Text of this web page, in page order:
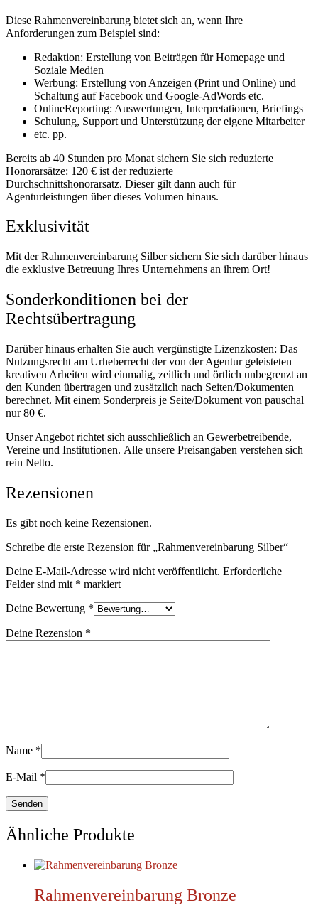
Diese Rahmenvereinbarung bietet sich an, wenn Ihre
Anforderungen zum Beispiel sind:
Redaktion: Erstellung von Beiträgen für Homepage und
Soziale Medien
Werbung: Erstellung von Anzeigen (Print und Online) und
Schaltung auf Facebook und Google-AdWords etc.
OnlineReporting: Auswertungen, Interpretationen, Briefings
Schulung, Support und Unterstützung der eigene Mitarbeiter
etc. pp.
Bereits ab 40 Stunden pro Monat sichern Sie sich reduzierte
Honorarsätze: 120 € ist der reduzierte
Durchschnittshonorarsatz. Dieser gilt dann auch für
Agenturleistungen über dieses Volumen hinaus.
Exklusivität
Mit der Rahmenvereinbarung Silber sichern Sie sich darüber hinaus
die exklusive Betreuung Ihres Unternehmens an ihrem Ort!
Sonderkonditionen bei der
Rechtsübertragung
Darüber hinaus erhalten Sie auch vergünstigte Lizenzkosten: Das
Nutzungsrecht am Urheberrecht der von der Agentur geleisteten
kreativen Arbeiten wird einmalig, zeitlich und örtlich unbegrenzt an
den Kunden übertragen und zusätzlich nach Seiten/Dokumenten
berechnet. Mit einem Sonderpreis je Seite/Dokument von pauschal
nur 80 €.
Unser Angebot richtet sich ausschließlich an Gewerbetreibende,
Vereine und Institutionen. Alle unsere Preisangaben verstehen sich
rein Netto.
Rezensionen
Es gibt noch keine Rezensionen.
Schreibe die erste Rezension für „Rahmenvereinbarung Silber“
Deine E-Mail-Adresse wird nicht veröffentlicht. Erforderliche
Felder sind mit * markiert
Deine Bewertung *
Deine Rezension *
Name *
E-Mail *
Ähnliche Produkte
Rahmenvereinbarung Bronze